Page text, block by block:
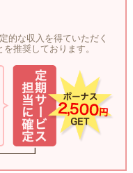
的な収入を得ていただく
推奨しております。